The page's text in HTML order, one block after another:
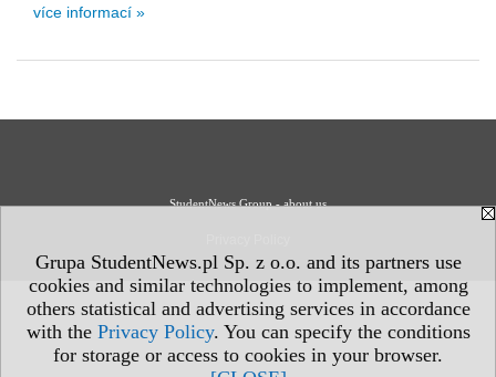
Grupa StudentNews.pl Sp. z o.o. and its partners use
cookies and similar technologies to implement, among
others statistical and advertising services in accordance
with the Privacy Policy. You can specify the conditions
for storage or access to cookies in your browser.
více informací »
StudentNews Group - about us